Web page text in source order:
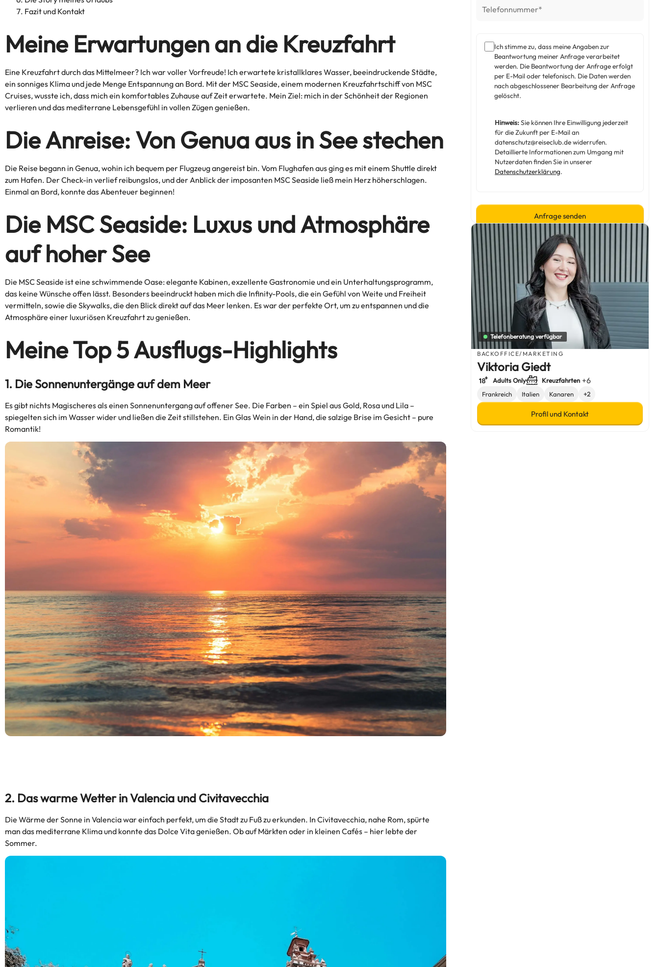
Fazit und Kontakt
Meine Erwartungen an die Kreuzfahrt
Eine Kreuzfahrt durch das Mittelmeer? Ich war voller Vorfreude! Ich erwartete kristallklares Wasser, beeindruckende Städte,
ein sonniges Klima und jede Menge Entspannung an Bord. Mit der MSC Seaside, einem modernen Kreuzfahrtschiff von MSC
Cruises, wusste ich, dass mich ein komfortables Zuhause auf Zeit erwartete. Mein Ziel: mich in der Schönheit der Regionen
verlieren und das mediterrane Lebensgefühl in vollen Zügen genießen.
Die Anreise: Von Genua aus in See stechen
Die Reise begann in Genua, wohin ich bequem per Flugzeug angereist bin. Vom Flughafen aus ging es mit einem Shuttle direkt
zum Hafen. Der Check-in verlief reibungslos, und der Anblick der imposanten MSC Seaside ließ mein Herz höherschlagen.
Einmal an Bord, konnte das Abenteuer beginnen!
Die MSC Seaside: Luxus und Atmosphäre
auf hoher See
Die MSC Seaside ist eine schwimmende Oase: elegante Kabinen, exzellente Gastronomie und ein Unterhaltungsprogramm,
das keine Wünsche offen lässt. Besonders beeindruckt haben mich die Infinity-Pools, die ein Gefühl von Weite und Freiheit
vermitteln, sowie die Skywalks, die den Blick direkt auf das Meer lenken. Es war der perfekte Ort, um zu entspannen und die
Atmosphäre einer luxuriösen Kreuzfahrt zu genießen.
Meine Top 5 Ausflugs-Highlights
1. Die Sonnenuntergänge auf dem Meer
Es gibt nichts Magischeres als einen Sonnenuntergang auf offener See. Die Farben – ein Spiel aus Gold, Rosa und Lila –
spiegelten sich im Wasser wider und ließen die Zeit stillstehen. Ein Glas Wein in der Hand, die salzige Brise im Gesicht – pure
Romantik!
2. Das warme Wetter in Valencia und Civitavecchia
Die Wärme der Sonne in Valencia war einfach perfekt, um die Stadt zu Fuß zu erkunden. In Civitavecchia, nahe Rom, spürte
man das mediterrane Klima und konnte das Dolce Vita genießen. Ob auf Märkten oder in kleinen Cafés – hier lebte der
Sommer.
Ich stimme zu, dass meine Angaben zur
Beantwortung meiner Anfrage verarbeitet
werden. Die Beantwortung der Anfrage erfolgt
per E-Mail oder telefonisch. Die Daten werden
nach abgeschlossener Bearbeitung der Anfrage
gelöscht.
Hinweis:Sie können Ihre Einwilligung jederzeit
für die Zukunft per E-Mail an
datenschutz@reiseclub.de widerrufen.
Detaillierte Informationen zum Umgang mit
Nutzerdaten finden Sie in unserer
Datenschutzerklärung.
Telefonberatung verfügbar
BACKOFFICE/MARKETING
Viktoria Giedt
Adults Only Kreuzfahrten +6
Frankreich Italien Kanaren +2
Profil und Kontakt